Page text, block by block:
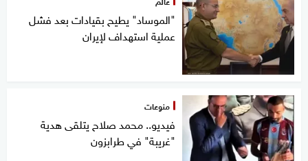
"الموساد" يطيح بقيادات بعد فشل
عملية استهداف لإيران
منوعات
فيديو.. محمد صلاح يتلقى هدية
"غريبة" في طرابزون